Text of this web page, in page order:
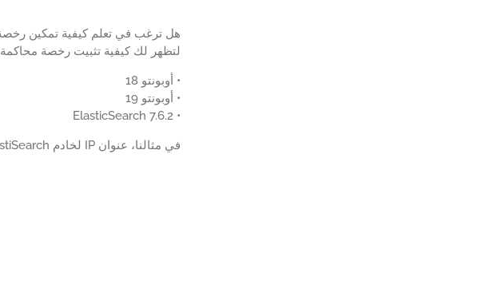
لتظهر لك كيفية تثبيت رخصة محاكمة Elasticsearch على جهاز كمبيوتر تشغيل أوبونتو.
• أوبونتو 18
• أوبونتو 19
• ElasticSearch 7.6.2
في مثالنا، عنوان IP لخادم ElastiSearch هو 192.168.100.7.